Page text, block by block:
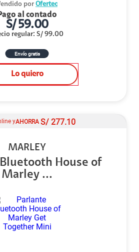
por Ofertec
Pago al contado
S/59.00
regular: S/ 99.00
Envío gratis
Lo quiero
yAHORRA S/ 277.10
MARLEY
House of
Marley ...